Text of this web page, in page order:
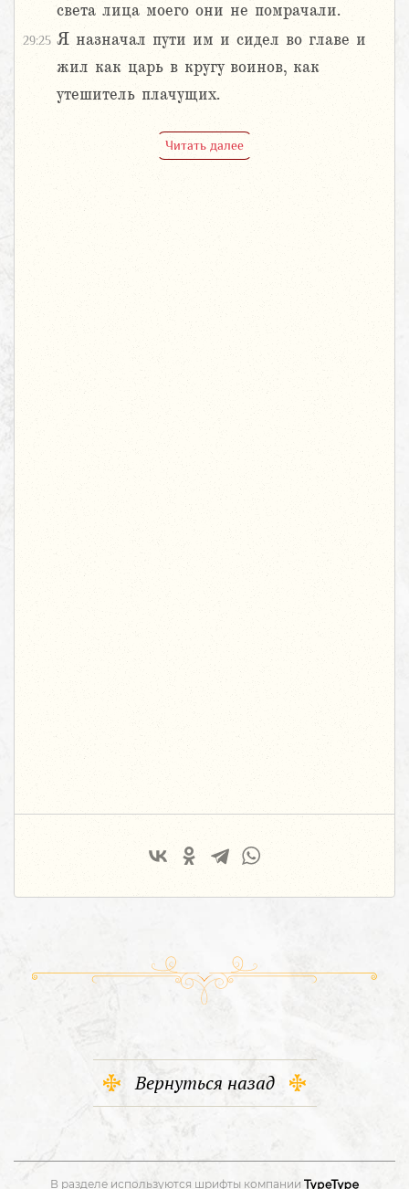
света лица моего они не помрачали.
29:25 Я назначал пути им и сидел во главе и
жил как царь в кругу воинов, как
утешитель плачущих.
Читать далее
Вернуться назад
В разделе используются шрифты компании